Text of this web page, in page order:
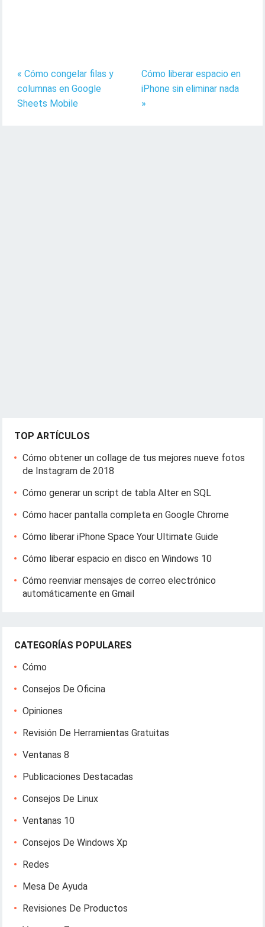
« Cómo congelar filas y
columnas en Google
Sheets Mobile
Cómo liberar espacio en
iPhone sin eliminar nada
»
TOP ARTÍCULOS
Cómo obtener un collage de tus mejores nueve fotos
de Instagram de 2018
Cómo generar un script de tabla Alter en SQL
Cómo hacer pantalla completa en Google Chrome
Cómo liberar iPhone Space Your Ultimate Guide
Cómo liberar espacio en disco en Windows 10
Cómo reenviar mensajes de correo electrónico
automáticamente en Gmail
CATEGORÍAS POPULARES
Cómo
Consejos De Oficina
Opiniones
Revisión De Herramientas Gratuitas
Ventanas 8
Publicaciones Destacadas
Consejos De Linux
Ventanas 10
Consejos De Windows Xp
Redes
Mesa De Ayuda
Revisiones De Productos